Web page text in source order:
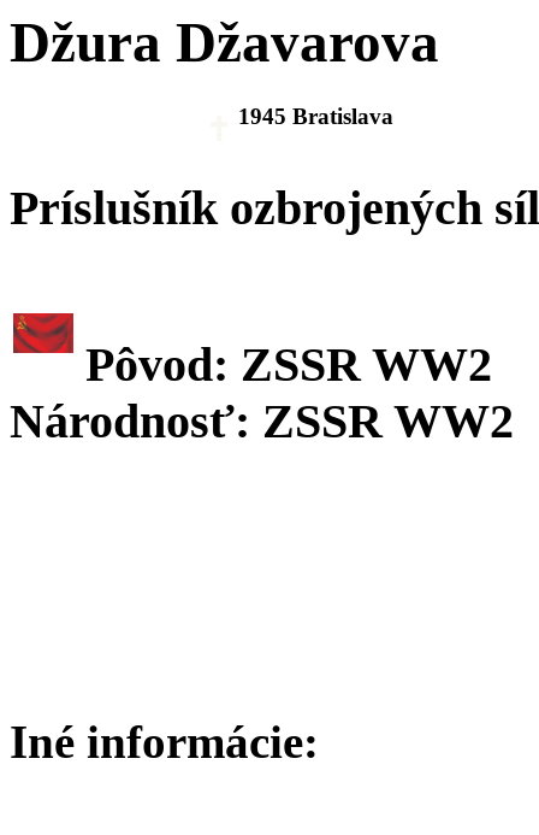
Džura Džavarova
1945 Bratislava
Príslušník ozbrojených síl
Pôvod: ZSSR WW2
Národnosť: ZSSR WW2
Iné informácie: